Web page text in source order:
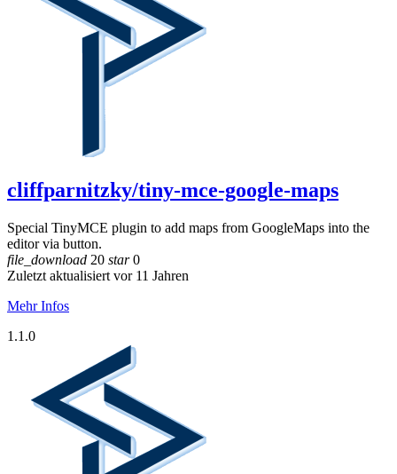
cliffparnitzky/tiny-mce-google-maps
Special TinyMCE plugin to add maps from GoogleMaps into the
editor via button.
file_download 20 star0
Zuletzt aktualisiert vor 11 Jahren
Mehr Infos
1.1.0